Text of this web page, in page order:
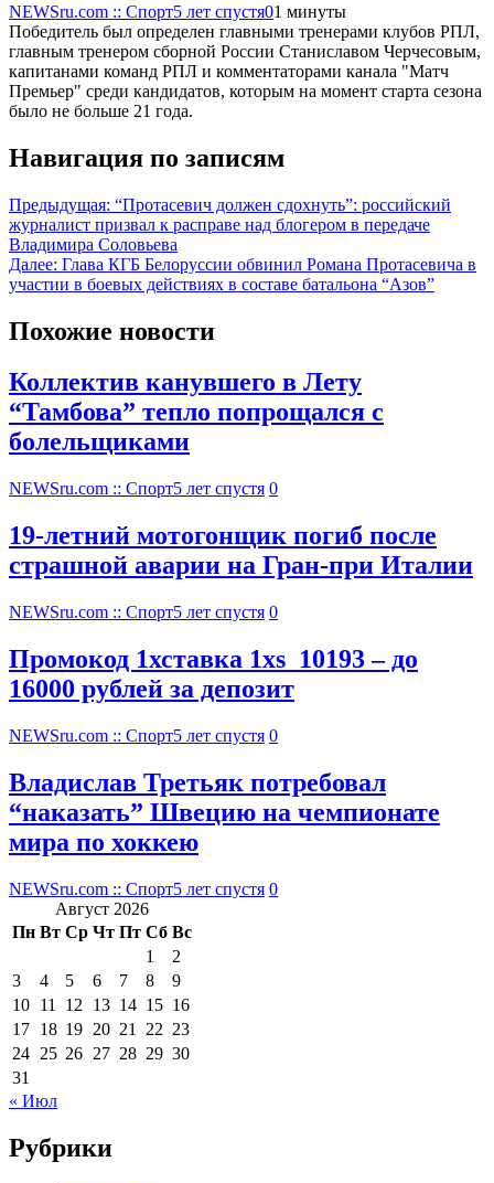
NEWSru.com :: Спорт5 лет спустя01 минуты
Победитель был определен главными тренерами клубов РПЛ,
главным тренером сборной России Станиславом Черчесовым,
капитанами команд РПЛ и комментаторами канала "Матч
Премьер" среди кандидатов, которым на момент старта сезона
было не больше 21 года.
Навигация по записям
Предыдущая: “Протасевич должен сдохнуть”: российский
журналист призвал к расправе над блогером в передаче
Владимира Соловьева
Далее: Глава КГБ Белоруссии обвинил Романа Протасевича в
участии в боевых действиях в составе батальона “Азов”
Похожие новости
Коллектив канувшего в Лету
“Тамбова” тепло попрощался с
болельщиками
NEWSru.com :: Спорт5 лет спустя 0
19-летний мотогонщик погиб после
страшной аварии на Гран-при Италии
NEWSru.com :: Спорт5 лет спустя 0
Промокод 1хставка 1xs_10193 – до
16000 рублей за депозит
NEWSru.com :: Спорт5 лет спустя 0
Владислав Третьяк потребовал
“наказать” Швецию на чемпионате
мира по хоккею
NEWSru.com :: Спорт5 лет спустя 0
Август 2026
Пн Вт Ср Чт Пт Сб Вс
1
2
3
4 5 6 7 8
9
10 11 12 13 14 15 16
17 18 19 20 21 22 23
24 25 26 27 28 29 30
31
« Июл
Рубрики